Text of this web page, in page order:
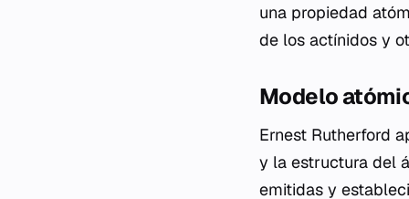
una propiedad
de los actínidos y
Modelo
Ernest Rutherford
y la estructura del
emitidas y